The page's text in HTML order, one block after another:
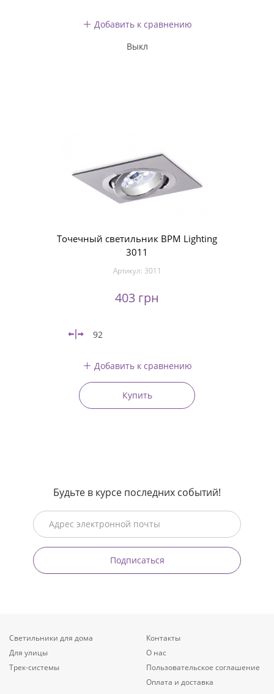
Добавить к сравнению
Выкл
Точечный светильник BPM Lighting
3011
Артикул: 3011
403 грн
92
Добавить к сравнению
Купить
Будьте в курсе последних событий!
Подписаться
Светильники для дома
Для улицы
Трек-системы
Контакты
О нас
Пользовательское соглашение
Оплата и доставка